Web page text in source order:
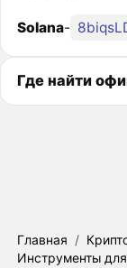
Solana-
Где найти
Главная /
Инструменты